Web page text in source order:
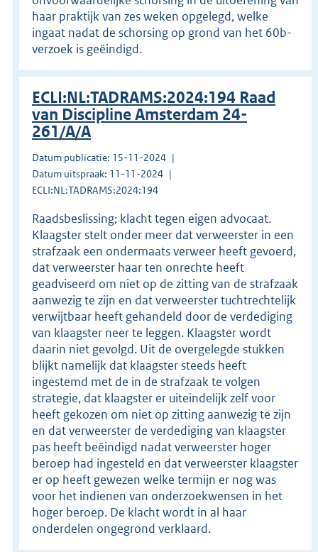
haar praktijk van zes weken opgelegd, welke
ingaat nadat de schorsing op grond van het 60b-
verzoek is geëindigd.
ECLI:NL:TADRAMS:2024:194 Raad
van Discipline Amsterdam 24-
261/A/A
Datum publicatie: 15-11-2024
Datum uitspraak: 11-11-2024
ECLI:NL:TADRAMS:2024:194
Raadsbeslissing; klacht tegen eigen advocaat.
Klaagster stelt onder meer dat verweerster in een
strafzaak een ondermaats verweer heeft gevoerd,
dat verweerster haar ten onrechte heeft
geadviseerd om niet op de zitting van de strafzaak
aanwezig te zijn en dat verweerster tuchtrechtelijk
verwijtbaar heeft gehandeld door de verdediging
van klaagster neer te leggen. Klaagster wordt
daarin niet gevolgd. Uit de overgelegde stukken
blijkt namelijk dat klaagster steeds heeft
ingestemd met de in de strafzaak te volgen
strategie, dat klaagster er uiteindelijk zelf voor
heeft gekozen om niet op zitting aanwezig te zijn
en dat verweerster de verdediging van klaagster
pas heeft beëindigd nadat verweerster hoger
beroep had ingesteld en dat verweerster klaagster
er op heeft gewezen welke termijn er nog was
voor het indienen van onderzoekwensen in het
hoger beroep. De klacht wordt in al haar
onderdelen ongegrond verklaard.